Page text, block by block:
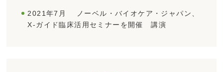
2021年7月 ノーベル・バイオケア・ジャパン、
X-ガイド臨床活用セミナーを開催 講演